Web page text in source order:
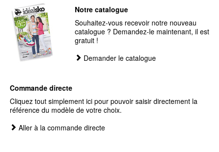
Notre catalogue
Souhaitez-vous recevoir notre nouveau
catalogue ? Demandez-le maintenant, il est
gratuit !
Demander le catalogue
Commande directe
Cliquez tout simplement ici pour pouvoir saisir directement la
référence du modèle de votre choix.
Aller à la commande directe